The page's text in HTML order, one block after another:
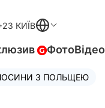
КИЇВ
ФотоВідео
З ПОЛЬЩЕЮ